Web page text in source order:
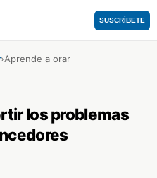
SUSCRÍBETE
›Aprende a orar
los problemas